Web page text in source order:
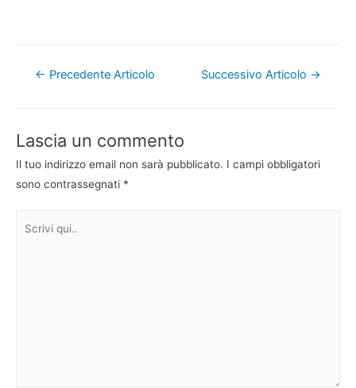
Navigazione
← Precedente Articolo Successivo Articolo →
Lascia un commento
Il tuo indirizzo email non sarà pubblicato. I campi obbligatori
sono contrassegnati *